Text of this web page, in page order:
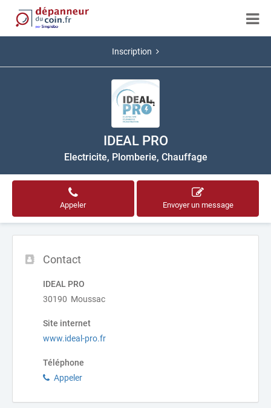
Inscription
IDEAL PRO
Electricite, Plomberie, Chauffage
Appeler Envoyer un message
Contact
IDEAL PRO
30190 Moussac
Site internet
www.ideal-pro.fr
Téléphone
Appeler